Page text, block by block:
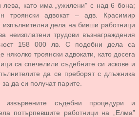
лева, като има „ужилени” с над 6 бона;
троянски адвокат – адв. Красимир
дела на бивши работници
неизплатени трудови възнаграждения
158 000 лв. С подобни дела са
няколко троянски адвокати, като досега
са спечелили съдебните си искове и
да се преборят с длъжника
да си получат парите.
съдебни процедури и
потърпевшите работници на „Елма”